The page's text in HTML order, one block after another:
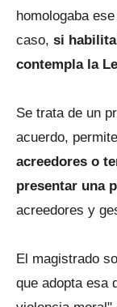
homologaba
caso, si
contempla la
Se trata de un
acuerdo,
acreedores o
presentar una
acreedores y
El magistrado
que adopta esa